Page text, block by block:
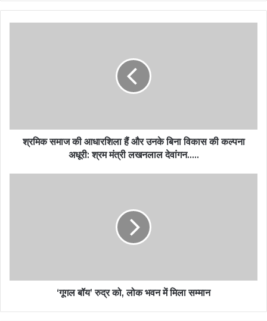
श्रमिक समाज की आधारशिला हैं और उनके बिना विकास की कल्पना
अधूरी: श्रम मंत्री लखनलाल देवांगन…..
‘गूगल बॉय’ रुद्र को, लोक भवन में मिला सम्मान